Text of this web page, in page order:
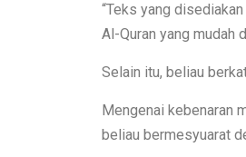
“Teks yang
Al-Quran yang mudah
Selain itu, beliau
Mengenai kebenaran
beliau bermesyuarat